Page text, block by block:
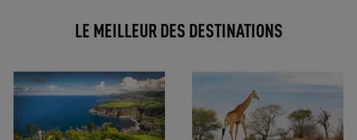
LE MEILLEUR DES DESTINATIONS